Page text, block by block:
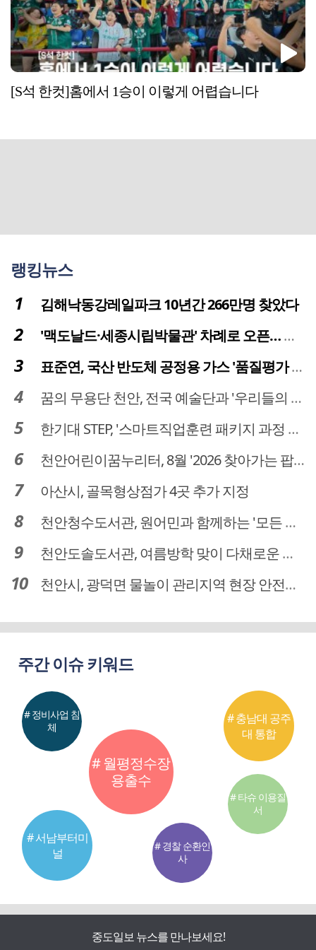
[S석 한컷]홈에서 1승이 이렇게 어렵습니다
랭킹뉴스
김해낙동강레일파크 10년간 266만명 찾았다
'맥도날드·세종시립박물관' 차례로 오픈… 고운동 정주여건 좋아진다
표준연, 국산 반도체 공정용 가스 '품질평가 체계' 구축
꿈의 무용단 천안, 전국 예술단과 '우리들의 하모니' 선보여
한기대 STEP, '스마트직업훈련 패키지 과정 3기' 모집
천안어린이꿈누리터, 8월 '2026 찾아가는 팝업놀이터' 운영
아산시, 골목형상점가 4곳 추가 지정
천안청수도서관, 원어민과 함께하는 '모든 영어 모든 독서' 운영
천안도솔도서관, 여름방학 맞이 다채로운 독서문화 프로그램 운영
천안시, 광덕면 물놀이 관리지역 현장 안전점검 실시
주간 이슈 키워드
# 월평정수장
용출수
# 서남부터미
널
# 충남대 공주
대 통합
# 정비사업 침
체
# 경찰 순환인
사
# 타슈 이용질
서
중도일보 뉴스를 만나보세요!